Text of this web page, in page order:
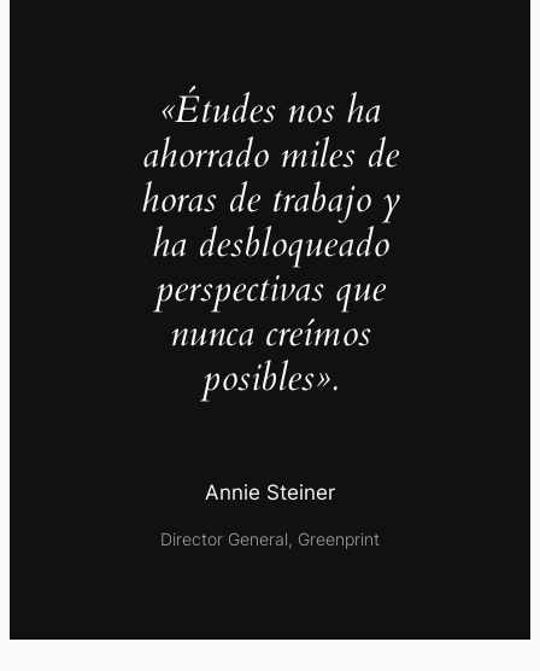
«Études nos ha
ahorrado miles de
horas de trabajo y
ha desbloqueado
perspectivas que
nunca creímos
posibles».
Annie Steiner
Director General, Greenprint